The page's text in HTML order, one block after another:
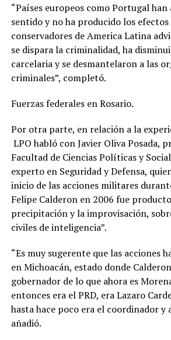
“Países europeos como Portugal han
sentido y no ha producido los efectos
conservadores de America Latina
se dispara la criminalidad, ha
carcelaria y se desmantelaron a las
criminales”, completó.
Fuerzas federales en Rosario.
Por otra parte, en relación a la
LPO habló con Javier Oliva Posada,
Facultad de Ciencias Políticas y
experto en Seguridad y Defensa,
inicio de las acciones militares
Felipe Calderon en 2006 fue
precipitación y la improvisación,
civiles de inteligencia”.
“Es muy sugerente que las acciones
en Michoacán, estado donde
gobernador de lo que ahora es
entonces era el PRD, era Lazaro
hasta hace poco era el coordinador y
añadió.